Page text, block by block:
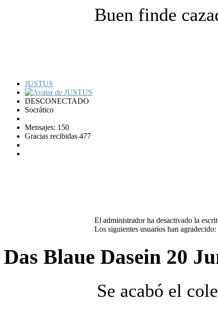
JUSTUS
DESCONECTADO
Socrático
Mensajes: 150
Gracias recibidas 477
Buen finde
El administrador ha desactivado la
Los siguientes usuarios han agradecido:
Das Blaue Dasein 20
Se acabó el